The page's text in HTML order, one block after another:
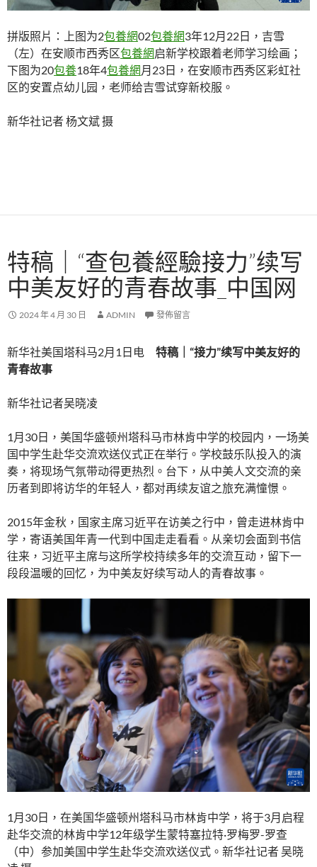
拼版照片：上图为2包養網02包養網3年12月22日，吉雪
（左）在安顺市西秀区包養網启新学校跟着老师学习绘画；
下图为20包養18年4包養網月23日，在安顺市西秀区彩虹社
区的安置点幼儿园，老师给吉雪试穿新校服。
新华社记者 杨文斌 摄
特稿｜“查包養經驗接力”续写
中美友好的青春故事_中国网
2024 年 4 月 30 日 ADMIN 發佈留言
新华社美国塔科马2月1日电 特稿｜“接力”续写中美友好的
青春故事
新华社记者吴晓凌
1月30日，美国华盛顿州塔科马市林肯中学的校园内，一场美
国中学生赴华交流欢送仪式正在举行。学校鼓乐队投入的演
奏，将现场气氛带动得更热烈。台下，从中美人文交流的亲
历者到即将访华的年轻人，都对再续友谊之旅充满憧憬。
2015年金秋，国家主席习近平在访美之行中，曾走进林肯中
学，寄语美国年青一代到中国走走看看。从亲切会面到书信
往来，习近平主席与这所学校持续多年的交流互动，留下一
段段温暖的回忆，为中美友好续写动人的青春故事。
1月30日，在美国华盛顿州塔科马市林肯中学，将于3月启程
赴华交流的林肯中学12年级学生蒙特塞拉特·罗梅罗-罗查
（中）参加美国中学生赴华交流欢送仪式。新华社记者 吴晓